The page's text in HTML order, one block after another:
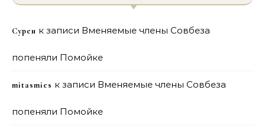
Сурен к записи Вменяемые члены Совбеза
попеняли Помойке
mitasmies к записи Вменяемые члены Совбеза
попеняли Помойке